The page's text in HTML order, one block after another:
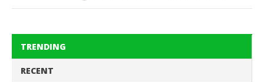
TRENDING
RECENT